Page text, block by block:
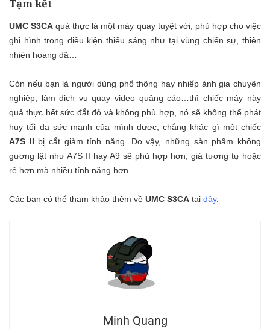
Tạm kết
UMC S3CA quả thực là một máy quay tuyệt vời, phù hợp cho việc
ghi hình trong điều kiện thiếu sáng như tại vùng chiến sự, thiên
nhiên hoang dã…
Còn nếu bạn là người dùng phổ thông hay nhiếp ảnh gia chuyên
nghiệp, làm dịch vụ quay video quảng cáo…thì chiếc máy này
quả thực hết sức đắt đỏ và không phù hợp, nó sẽ không thể phát
huy tối đa sức mạnh của mình được, chẳng khác gì một chiếc
A7S II bị cắt giảm tính năng. Do vậy, những sản phẩm không
gương lật như A7S II hay A9 sẽ phù hợp hơn, giá tương tự hoặc
rẻ hơn mà nhiều tính năng hơn.
Các bạn có thể tham khảo thêm về UMC S3CA tại đây.
Minh Quang